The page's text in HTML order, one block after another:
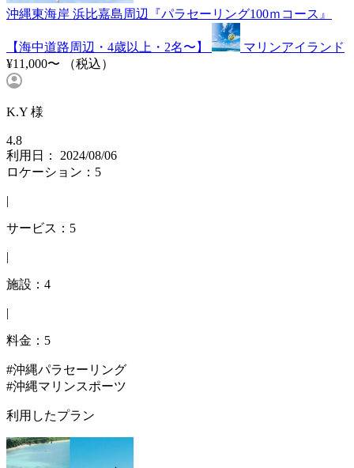
沖縄東海岸 浜比嘉島周辺『パラセーリング100ｍコース』
【海中道路周辺・4歳以上・2名〜】
マリンアイランド
¥11,000〜
（税込）
K.Y 様
4.8
利用日： 2024/08/06
ロケーション：5
|
サービス：5
|
施設：4
|
料金：5
#沖縄パラセーリング
#沖縄マリンスポーツ
利用したプラン